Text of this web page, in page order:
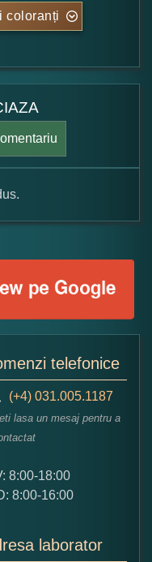
coloranți
telefonice
(+4) 031.005.1187
lasa un mesaj pentru a
8:00-18:00
8:00-16:00
laborator